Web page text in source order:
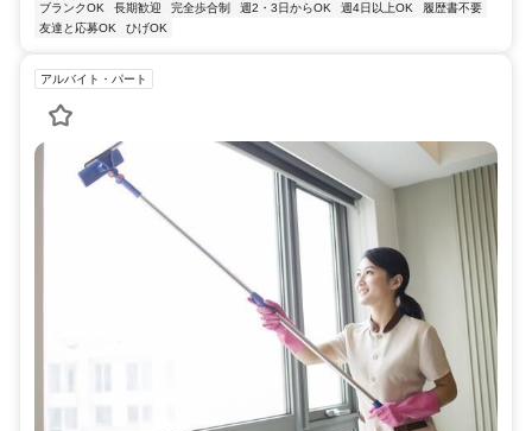
ブランクOK
長期歓迎 完全歩合制 週2・3日からOK 週4日以上OK
履歴書不要
友達と応募OK
ひげOK
アルバイト・パート